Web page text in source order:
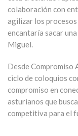
colaboración con
agilizar los procesos
encantaría sacar
Miguel.
Desde Compromiso
ciclo de coloquios
compromiso en
asturianos que
competitiva para el